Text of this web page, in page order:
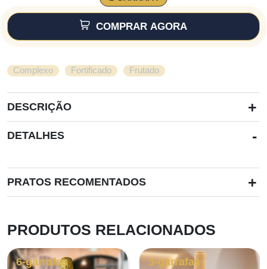
COMPRAR AGORA
Complexo Fortificado Frutado
DESCRIÇÃO +
DETALHES -
PRATOS RECOMENTADOS +
PRODUTOS RELACIONADOS
6-garrafas
3-garrafas